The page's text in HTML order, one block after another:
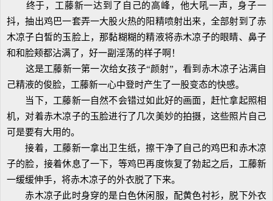
终于，工藤新一达到了自己的高峰，他大吼一声，身子一
抖，抽出鸡巴一套弄一大股火热的阳精喷射出来，全部射到了赤
木凉子白皙的玉脸上，那黏糊糊的精液将赤木凉子的眼睛、鼻子
和和脸颊都沾满了，好一副淫荡的样子啊！
这是工藤新一第一次给女孩子“颜射”，看到赤木凉子沾满自
己精液的俊脸，工藤新一心中登时产生了一股变态的快感。
当下，工藤新一自然不会错过如此好的画面，赶忙拿起照相
机，对着赤木凉子的玉脸进行了几次美妙的拍摄，这些照片自己
可是要有大用的。
接着，工藤新一拿出卫生纸，擦干净了自己的鸡巴和赤木凉
子的脸，接着休息了一下，等鸡巴再度恢复了勃起之后，工藤新
一缓缓伸手，将赤木凉子的外衣脱了下来。
赤木凉子此时身穿的是白色休闲服，配黄色衬衫，脱下外衣